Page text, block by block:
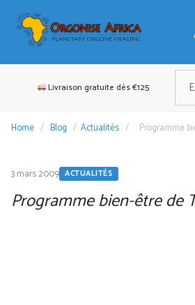
contenu
Livraison gratuite dès €125
Home / Blog / Actualités / Programme
3 mars 2009 ACTUALITÉS
Programme bien-être de